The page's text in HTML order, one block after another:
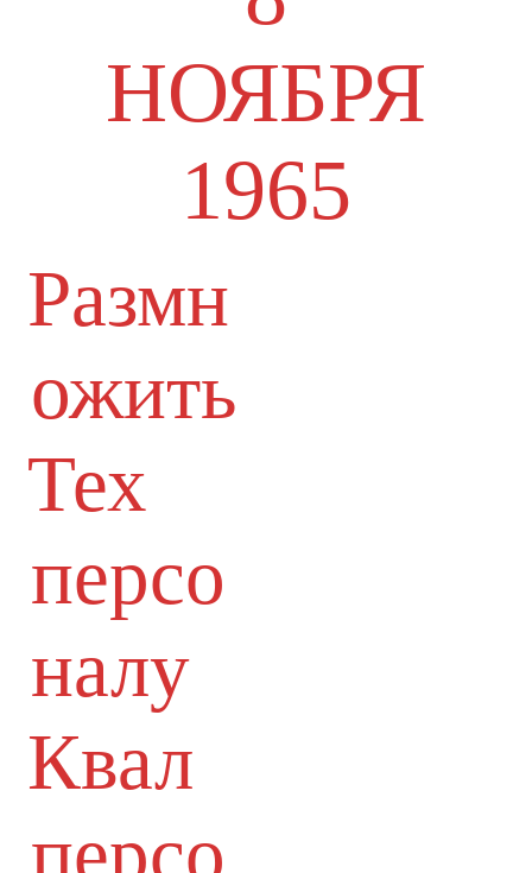
НОЯБРЯ
1965
Размн
ожить
Тех
персо
налу
Квал
персо